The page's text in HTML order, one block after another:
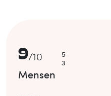
9/10
5
3
Mensen